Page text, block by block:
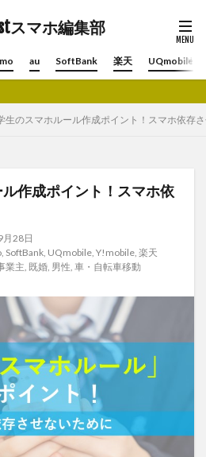
スマホ編集部
au SoftBank 楽天 UQmobile
生のスマホルール作成ポイント！スマホ依存
作成ポイント！スマホ依
28日
, SoftBank, UQmobile, Y!mobile, 楽天
業主, 既婚, 男性, 車・自転車移動